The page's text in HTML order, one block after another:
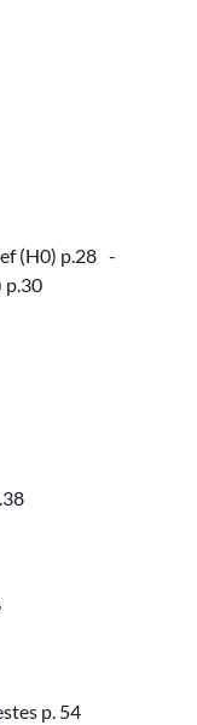
(H0) p.28 -
p.30
p. 54